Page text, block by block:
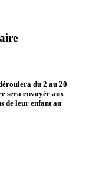
du 2 au 20
sera envoyée aux
de leur enfant au